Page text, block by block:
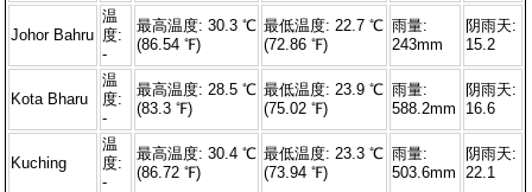
Johor Bahru
温
度:
-
最高温度: 30.3 ℃
(86.54 ℉)
最低温度: 22.7 ℃
(72.86 ℉)
雨量:
243mm
阴雨天:
15.2
Kota Bharu
温
度:
-
最高温度: 28.5 ℃
(83.3 ℉)
最低温度: 23.9 ℃
(75.02 ℉)
雨量:
588.2mm
阴雨天:
16.6
Kuching
温
度:
-
最高温度: 30.4 ℃
(86.72 ℉)
最低温度: 23.3 ℃
(73.94 ℉)
雨量:
503.6mm
阴雨天:
22.1